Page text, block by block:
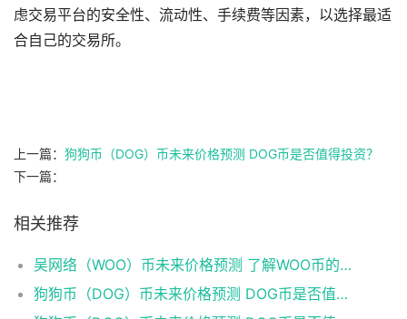
虑交易平台的安全性、流动性、手续费等因素，以选择最适
合自己的交易所。
上一篇： 狗狗币（DOG）币未来价格预测 DOG币是否值得投资？
下一篇：
相关推荐
吴网络（WOO）币未来价格预测 了解WOO币的潜力与前景如何？
狗狗币（DOG）币未来价格预测 DOG币是否值得投资？